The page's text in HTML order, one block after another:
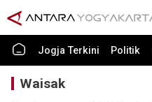
Jogja Terkini Politik
Waisak